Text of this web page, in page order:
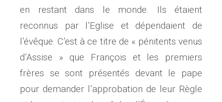
en restant dans le monde. Ils étaient
reconnus par l’Eglise et dépendaient de
l’évêque. C’est à ce titre de « pénitents venus
d’Assise » que François et les premiers
frères se sont présentés devant le pape
pour demander l’approbation de leur Règle